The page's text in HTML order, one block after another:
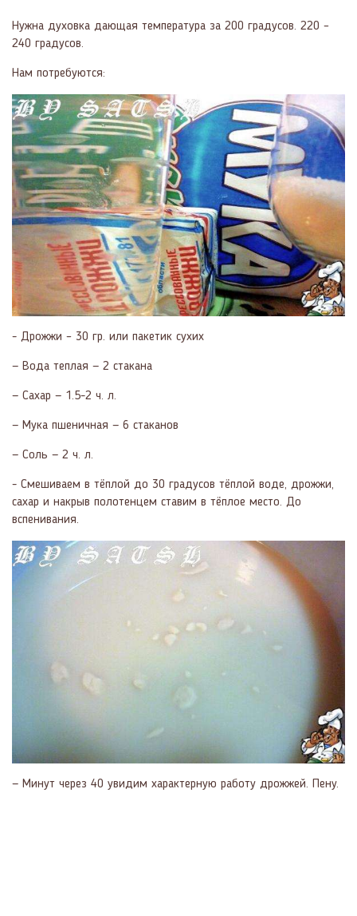
Нужна духовка дающая температура за 200 градусов. 220 –
240 градусов.
Нам потребуются:
- Дрожжи – 30 гр. или пакетик сухих
— Вода теплая — 2 стакана
— Сахар — 1.5-2 ч. л.
— Мука пшеничная — 6 стаканов
— Соль — 2 ч. л.
- Смешиваем в тёплой до 30 градусов тёплой воде, дрожжи,
сахар и накрыв полотенцем ставим в тёплое место. До
вспенивания.
— Минут через 40 увидим характерную работу дрожжей. Пену.